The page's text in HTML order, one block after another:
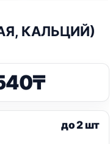
КАЛЬЦИЙ)
₸
до 2 шт